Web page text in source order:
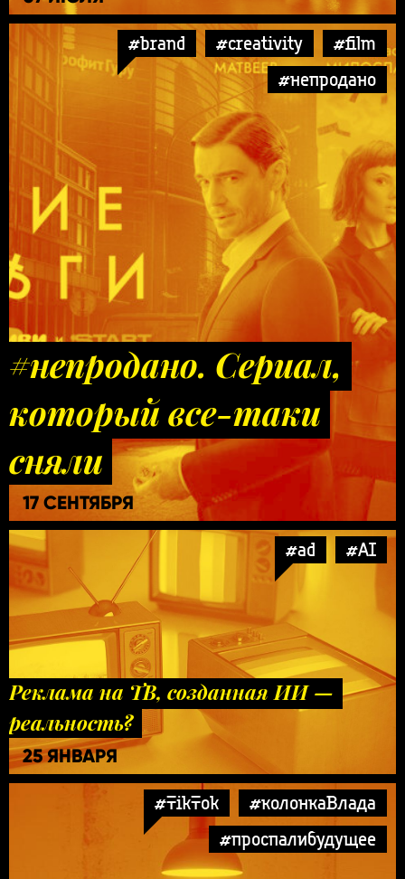
#brand #creativity
#film
#непродано
#непродано. Сериал,
который все-таки
сняли
17 СЕНТЯБРЯ
#ad #AI
Реклама на ТВ, созданная ИИ —
реальность?
25 ЯНВАРЯ
#TikTok
#колонкаВлада
#проспалибудущее